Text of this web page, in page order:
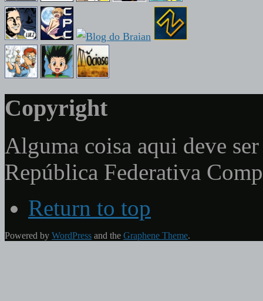
Copyright
Alguma coisa aqui deve
República Federativa
Return to top
Powered by WordPress and the Graphene Theme.